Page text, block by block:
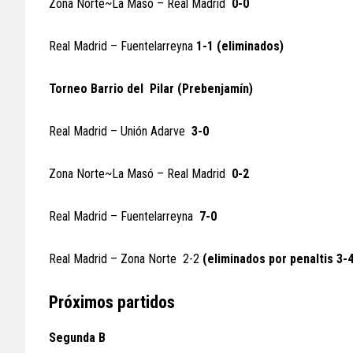
Zona Norte~La Masó – Real Madrid 0-0
Real Madrid – Fuentelarreyna 1-1 (eliminados)
Torneo Barrio del Pilar (Prebenjamín)
Real Madrid – Unión Adarve 3-0
Zona Norte~La Masó – Real Madrid 0-2
Real Madrid – Fuentelarreyna 7-0
Real Madrid – Zona Norte 2-2 (eliminados por penaltis 3-
Próximos partidos
Segunda B